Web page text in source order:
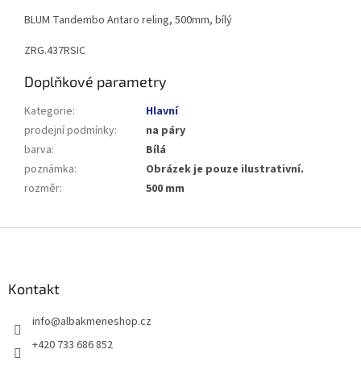
BLUM Tandembo Antaro reling, 500mm, bílý
ZRG.437RSIC
Doplňkové parametry
Kategorie:
Hlavní
prodejní podmínky:
na páry
barva:
Bílá
poznámka:
Obrázek je pouze ilustrativní.
rozměr: 500 mm
Kontakt
info@albakmeneshop.cz
+420 733 686 852